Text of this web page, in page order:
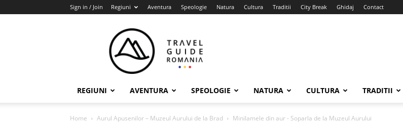
Sign in / Join Regiuni Aventura Speologie Natura Cultura Traditii City Break Ghidaj Contact
Guide
Romania
REGIUNI AVENTURA SPEOLOGIE NATURA CULTURA TRADITII
Home Aurul Apusenilor – Muzeul Aurului de la Brad Minilamele din aur - Soparla de la Muzeul Aurului